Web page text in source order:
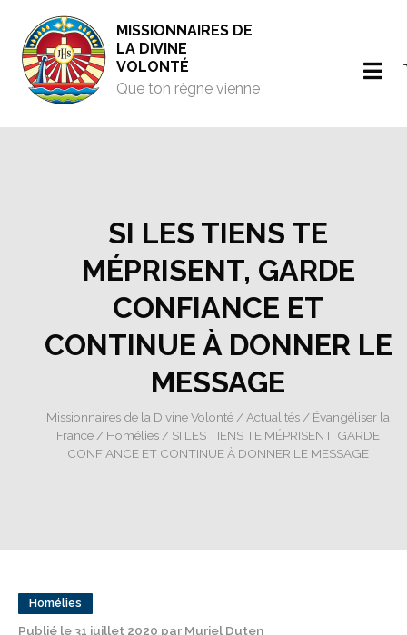
MISSIONNAIRES DE
LA DIVINE
VOLONTÉ
Que ton règne vienne
SI LES TIENS TE
MÉPRISENT, GARDE
CONFIANCE ET
CONTINUE À DONNER LE
MESSAGE
Missionnaires de la Divine Volonté / Actualités / Évangéliser la
France / Homélies / SI LES TIENS TE MÉPRISENT, GARDE
CONFIANCE ET CONTINUE À DONNER LE MESSAGE
Homélies
Publié le 31 juillet 2020 par Muriel Duten